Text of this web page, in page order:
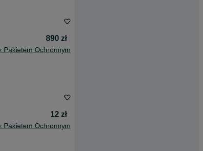
890 zł
Pakietem Ochronnym
12 zł
Pakietem Ochronnym